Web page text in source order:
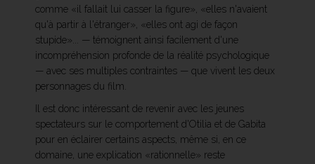
comme «il fallait lui casser la figure», «elles n'avaient
qu'à partir à l'étranger», «elles ont agi de façon
stupide»... — témoignent ainsi facilement d'une
incompréhension profonde de la réalité psychologique
— avec ses multiples contraintes — que vivent les deux
personnages du film.
Il est donc intéressant de revenir avec les jeunes
spectateurs sur le comportement d'Otilia et de Gabita
pour en éclairer certains aspects, même si, en ce
domaine, une explication «rationnelle» reste